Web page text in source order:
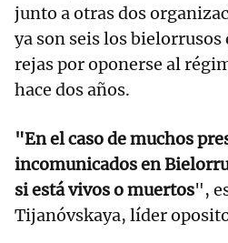
junto a otras dos
ya son seis los
rejas por oponerse al
hace dos años.
"En el caso de muchos
incomunicados en
si está vivos o muertos",
Tijanóvskaya, líder